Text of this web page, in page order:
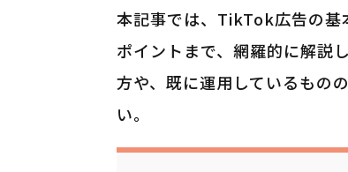
本記事では、TikTok広告の基
ポイントまで、網羅的に解説
方や、既に運用しているもの
い。